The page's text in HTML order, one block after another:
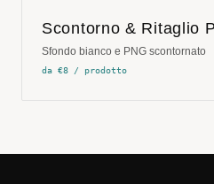
Scontorno & Ritaglio
Sfondo bianco e PNG scontornato
da €8 / prodotto